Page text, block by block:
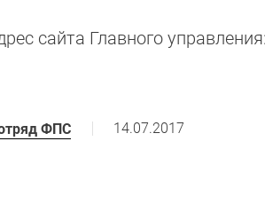
сайта Главного управления:
ФПС 14.07.2017